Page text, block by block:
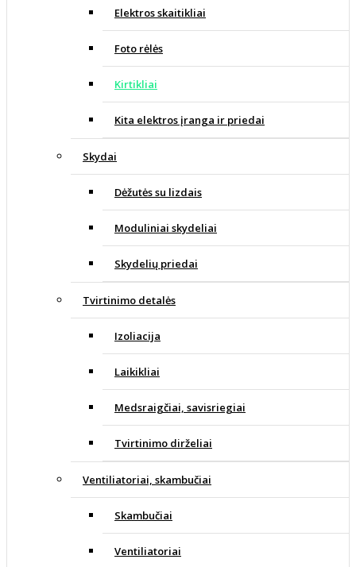
Elektros skaitikliai
Foto rėlės
Kirtikliai
Kita elektros įranga ir priedai
Skydai
Dėžutės su lizdais
Moduliniai skydeliai
Skydelių priedai
Tvirtinimo detalės
Izoliacija
Laikikliai
Medsraigčiai, savisriegiai
Tvirtinimo dirželiai
Ventiliatoriai, skambučiai
Skambučiai
Ventiliatoriai